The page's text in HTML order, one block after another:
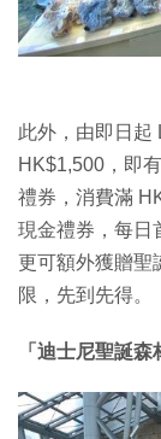
此外，由即日起
HK$1,500，即
禮券，消費滿
現金禮券，每日
更可額外獲贈聖
限，先到先得。
「迪士尼聖誕